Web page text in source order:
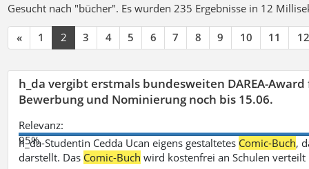
Gesucht nach "bücher". Es wurden 235 Ergebnisse in 12
« 1 2 3 4 5 6 7 8 9 10 11 12
h_da vergibt erstmals bundesweiten DAREA-
Bewerbung und Nominierung noch bis 15.06.
Relevanz:
95%
h_da-Studentin Cedda Ucan eigens gestaltetes Comic-Buch,
darstellt. Das Comic-Buch wird kostenfrei an Schulen